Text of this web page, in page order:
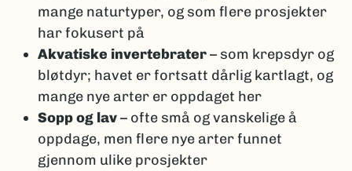
mange naturtyper, og som flere prosjekter
har fokusert på
Akvatiske invertebrater– som krepsdyr og
bløtdyr; havet er fortsatt dårlig kartlagt, og
mange nye arter er oppdaget her
Sopp og lav– ofte små og vanskelige å
oppdage, men flere nye arter funnet
gjennom ulike prosjekter